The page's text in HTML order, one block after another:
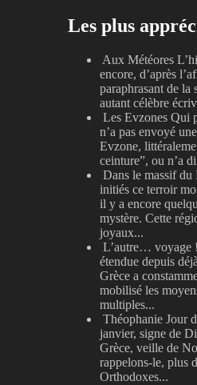
Les plus
Aux Météores
encore, d’après
paraphrasant de la
autant célèbre
Les Evzones Qui
n’a pas envoyé
Evzone,
ceinture”, ou n’a
Dans le massif du
initiés ce terroir
il y a encore
mystère. Cette
joyaux...
L’autre… voyage !
étendue depuis
Grèce a
mobilisé les
multiples...
Théophanie Jour
janvier, signe de
Grèce, veille de
rappelons-le, plus
Orthodoxes...